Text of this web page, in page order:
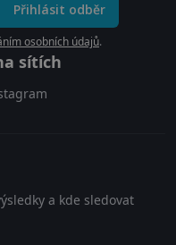
Přihlásit odběr
osobních údajů.
sítích
a kde sledovat